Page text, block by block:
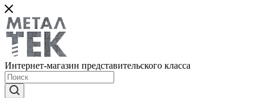
Интернет-магазин представительского класса